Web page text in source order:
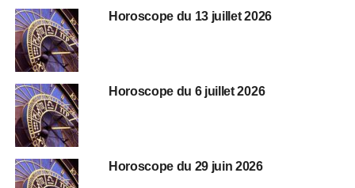
Horoscope du 13 juillet 2026
Horoscope du 6 juillet 2026
Horoscope du 29 juin 2026